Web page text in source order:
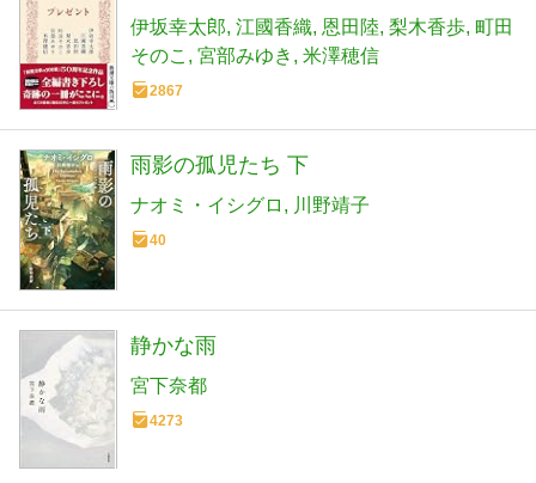
伊坂幸太郎 江國香織 恩田陸 梨木香歩 町田
そのこ
宮部みゆき 米澤穂信
2867
雨影の孤児たち 下
ナオミ・イシグロ 川野靖子
40
静かな雨
宮下奈都
4273